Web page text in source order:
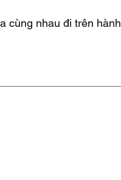
cùng nhau đi trên